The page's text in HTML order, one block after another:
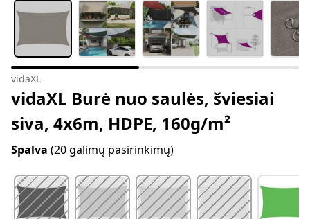
vidaXL
vidaXL Burė nuo saulės, šviesiai
siva, 4x6m, HDPE, 160g/m²
Spalva (20 galimų pasirinkimų)